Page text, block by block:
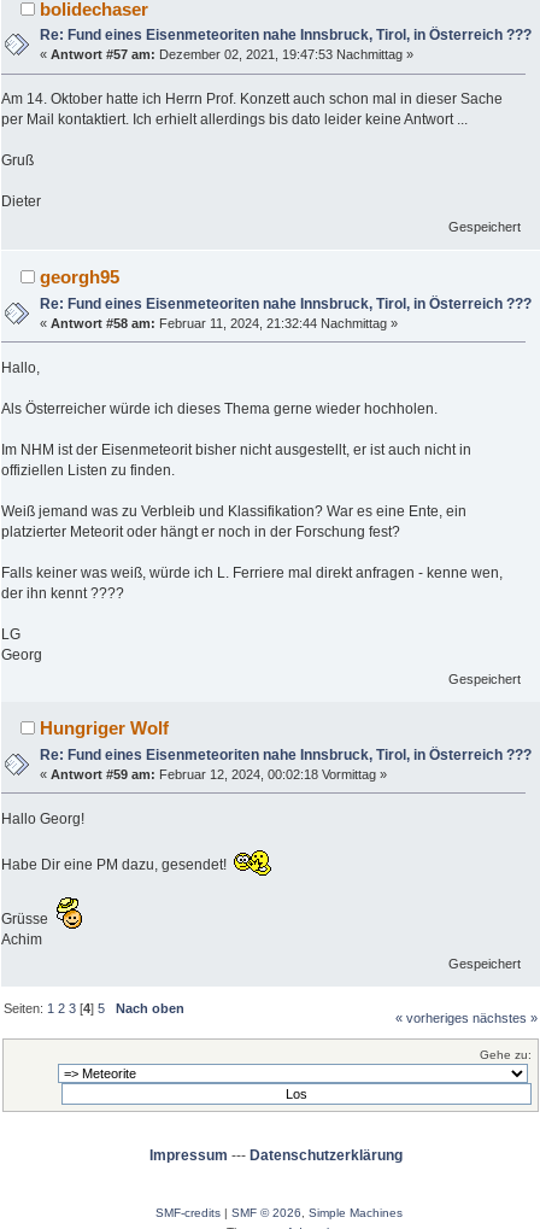
bolidechaser
Re: Fund eines Eisenmeteoriten nahe Innsbruck, Tirol, in Österreich ???
«Antwort #57 am: Dezember 02, 2021, 19:47:53 Nachmittag »
Am 14. Oktober hatte ich Herrn Prof. Konzett auch schon mal in dieser Sache
per Mail kontaktiert. Ich erhielt allerdings bis dato leider keine Antwort ...
Gruß
Dieter
Gespeichert
georgh95
Re: Fund eines Eisenmeteoriten nahe Innsbruck, Tirol, in Österreich ???
«Antwort #58 am: Februar 11, 2024, 21:32:44 Nachmittag »
Hallo,
Als Österreicher würde ich dieses Thema gerne wieder hochholen.
Im NHM ist der Eisenmeteorit bisher nicht ausgestellt, er ist auch nicht in
offiziellen Listen zu finden.
Weiß jemand was zu Verbleib und Klassifikation? War es eine Ente, ein
platzierter Meteorit oder hängt er noch in der Forschung fest?
Falls keiner was weiß, würde ich L. Ferriere mal direkt anfragen - kenne wen,
der ihn kennt ????
LG
Georg
Gespeichert
Hungriger Wolf
Re: Fund eines Eisenmeteoriten nahe Innsbruck, Tirol, in Österreich ???
«Antwort #59 am: Februar 12, 2024, 00:02:18 Vormittag »
Hallo Georg!
Habe Dir eine PM dazu, gesendet!
Grüsse
Achim
Gespeichert
Seiten: 1 2 3 [4]5 Nach oben
« vorheriges nächstes »
Gehe zu:
Impressum --- Datenschutzerklärung
SMF-credits | SMF © 2026
Simple Machines